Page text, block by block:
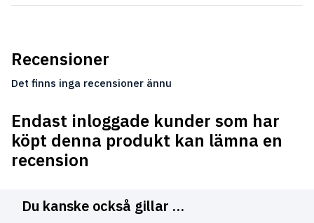
Recensioner
Det finns inga recensioner ännu
Endast inloggade kunder som har
köpt denna produkt kan lämna en
recension
Du kanske också gillar …